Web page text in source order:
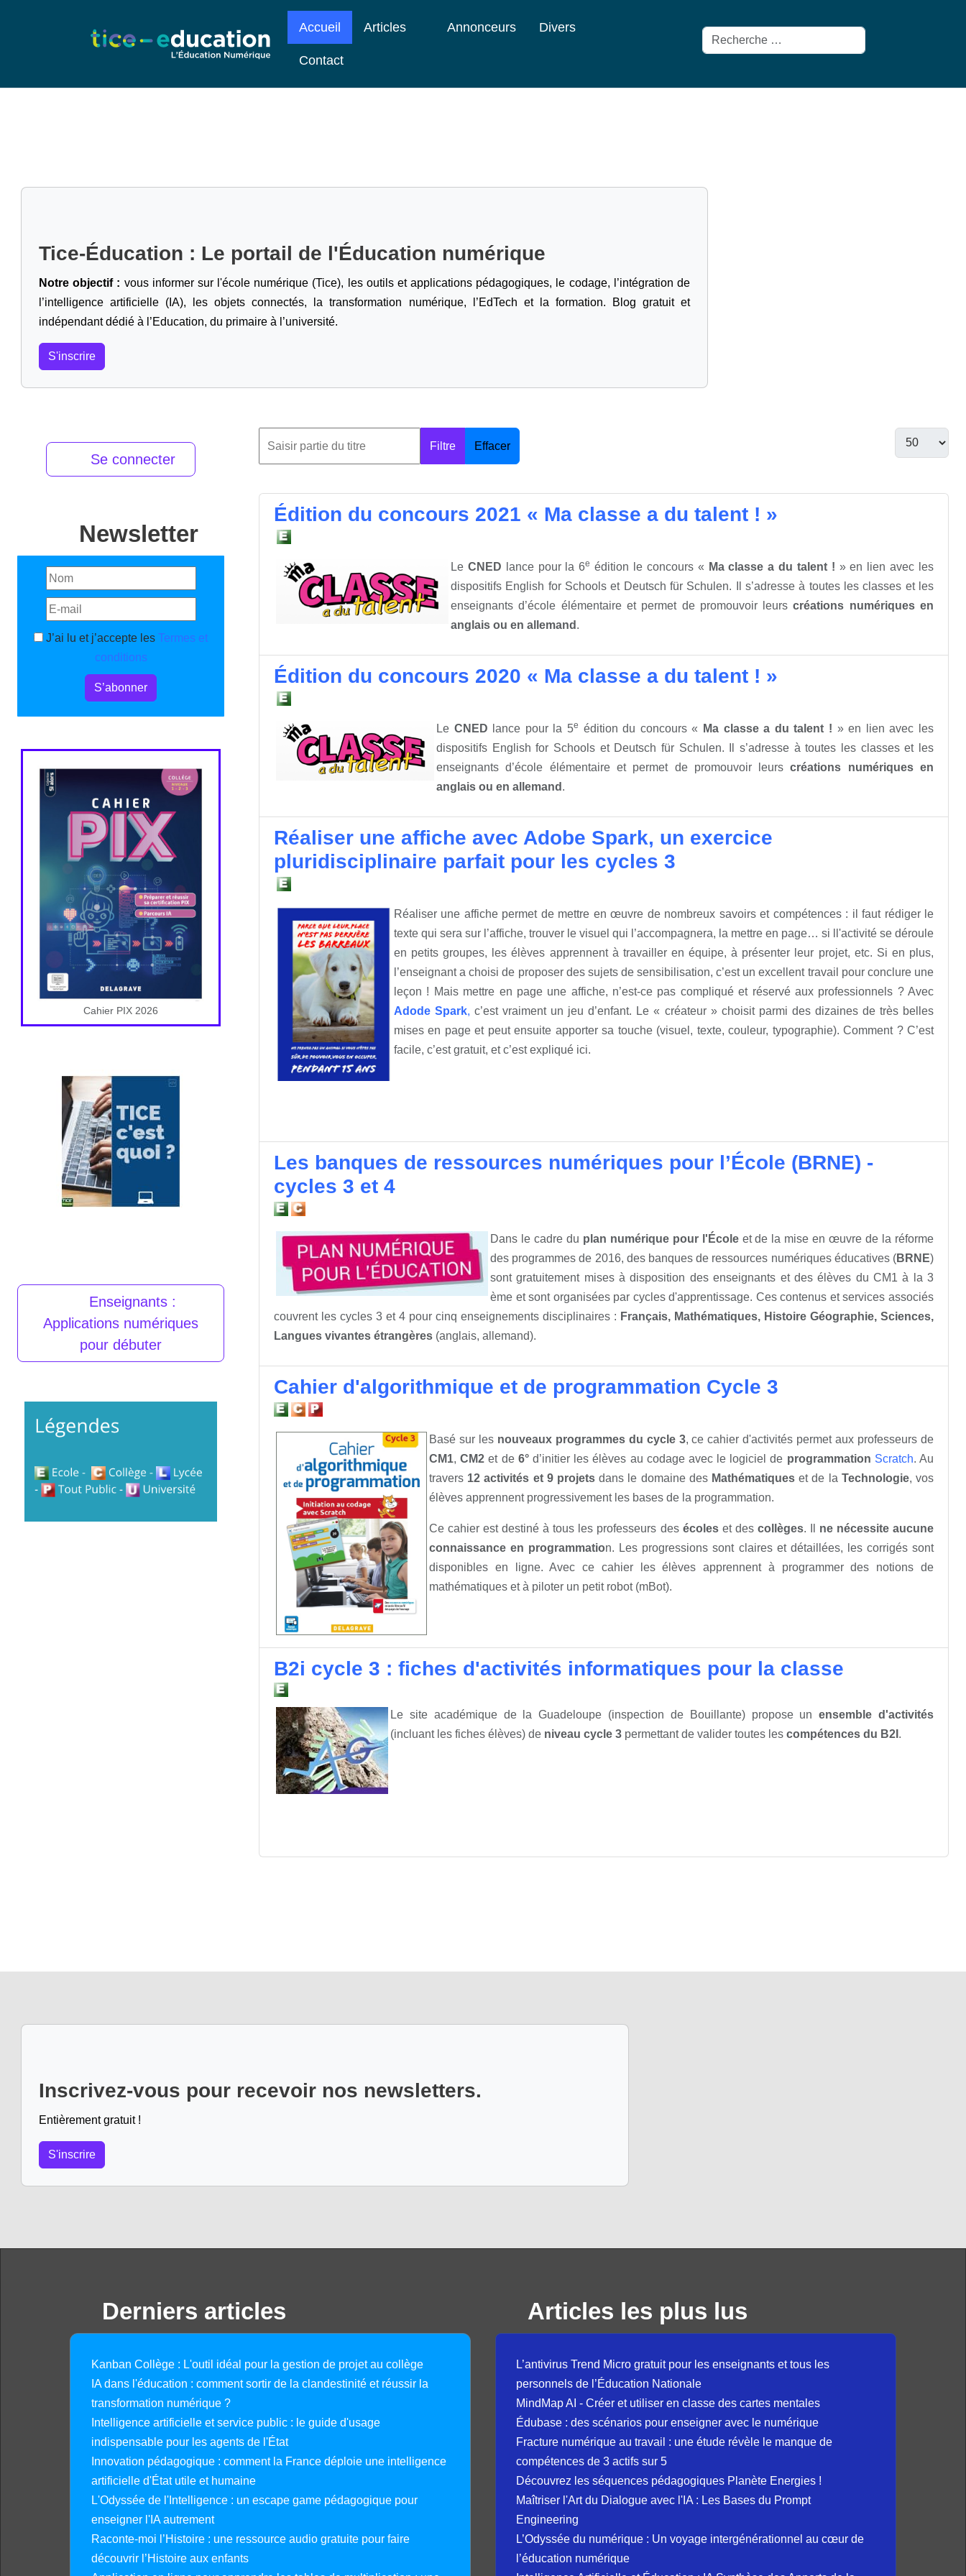
Accueil Articles Annonceurs Divers
Contact
Rechercher
Tice-Éducation : Le portail de l'Éducation numérique
Notre objectif : vous informer sur l'école numérique (Tice), les outils et applications pédagogiques, le codage,
l’intégration de
l’intelligence artificielle (IA), les objets connectés, la transformation numérique, l’EdTech et la formation. Blog gratuit et
indépendant dédié à l’Education, du primaire à l’université.
S'inscrire
Se connecter
Newsletter
J’ai lu et j’accepte les Termes et
conditions
S’abonner
Cahier PIX 2026
Enseignants :
Applications numériques
pour débuter
Filtre Effacer
Édition du concours 2021 « Ma classe a du talent ! »
Le CNED lance pour la 6e édition le concours « Ma classe a du talent ! » en lien avec les
dispositifs English for Schools et Deutsch für Schulen. Il s’adresse à toutes les classes et les
enseignants d’école élémentaire et permet de promouvoir leurscréations numériques en
anglais ou en allemand .
Édition du concours 2020 « Ma classe a du talent ! »
Le CNED lance pour la 5e édition du concours « Ma classe a du talent ! » en lien avec les
dispositifs English for Schools et Deutsch für Schulen. Il s’adresse à toutes les classes et les
enseignants d’école élémentaire et permet de promouvoir leurscréations numériques en
anglais ou en allemand .
Réaliser une affiche avec Adobe Spark, un exercice
pluridisciplinaire parfait pour les cycles 3
Réaliser une affiche permet de mettre en œuvre de nombreux savoirs et compétences : il faut rédiger le
texte qui sera sur l’affiche, trouver le visuel qui l’accompagnera, la mettre en page… si ll'activité se déroule
en petits groupes, les élèves apprennent à travailler en équipe, à présenter leur projet, etc. Si en plus,
l’enseignant a choisi de proposer des sujets de sensibilisation, c’est un excellent travail pour conclure une
leçon ! Mais mettre en page une affiche, n’est-ce pas compliqué et réservé aux professionnels ? Avec
Adode Spark, c’est vraiment un jeu d’enfant. Le « créateur » choisit parmi des dizaines de très belles
mises en page et peut ensuite apporter sa touche (visuel, texte, couleur, typographie). Comment ? C’est
facile, c’est gratuit, et c’est expliqué ici.
Les banques de ressources numériques pour l’École (BRNE) -
cycles 3 et 4
Dans le cadre du plan numérique pour l'Écoleet de la mise en œuvre de la réforme
des programmes de 2016, des banques de ressources numériques éducatives (BRNE)
sont gratuitement mises à disposition des enseignants et des élèves du CM1 à la 3
ème et sont organisées par cycles d'apprentissage. Ces contenus et services associés
couvrent les cycles 3 et 4 pour cinq enseignements disciplinaires : Français, Mathématiques, Histoire Géographie, Sciences,
Langues vivantes étrangères (anglais, allemand).
Cahier d'algorithmique et de programmation Cycle 3
Basé sur les nouveaux programmes du cycle 3, ce cahier d'activités permet aux professeurs de
CM1,CM2 et de 6°d’initier les élèves au codage avec le logiciel de programmation Scratch. Au
travers 12 activités et 9 projets dans le domaine des Mathématiques et de la Technologie, vos
élèves apprennent progressivement les bases de la programmation.
Ce cahier est destiné à tous les professeurs des écoleset des collèges. Il
ne nécessite aucune
connaissance en programmation. Les progressions sont claires et détaillées, les corrigés sont
disponibles en ligne. Avec ce cahier les élèves apprennent à programmer des notions de
mathématiques et à piloter un petit robot (mBot).
B2i cycle 3 : fiches d'activités informatiques pour la classe
Le site académique de la Guadeloupe (inspection de Bouillante) propose unensemble d'activités
(incluant les fiches élèves) de niveau cycle 3 permettant de valider toutes les compétences du B2I .
Inscrivez-vous pour recevoir nos newsletters.
Entièrement gratuit !
S'inscrire
Derniers articles
Kanban Collège : L'outil idéal pour la gestion de projet au collège
IA dans l'éducation : comment sortir de la clandestinité et réussir la
transformation numérique ?
Intelligence artificielle et service public : le guide d'usage
indispensable pour les agents de l'État
Innovation pédagogique : comment la France déploie une intelligence
artificielle d'État utile et humaine
L'Odyssée de l'Intelligence : un escape game pédagogique pour
enseigner l'IA autrement
Raconte-moi l’Histoire : une ressource audio gratuite pour faire
découvrir l’Histoire aux enfants
Articles les plus lus
L’antivirus Trend Micro gratuit pour les enseignants et tous les
personnels de l’Éducation Nationale
MindMap AI - Créer et utiliser en classe des cartes mentales
Édubase : des scénarios pour enseigner avec le numérique
Fracture numérique au travail : une étude révèle le manque de
compétences de 3 actifs sur 5
Découvrez les séquences pédagogiques Planète Energies !
Maîtriser l'Art du Dialogue avec l'IA : Les Bases du Prompt
Engineering
L’Odyssée du numérique : Un voyage intergénérationnel au cœur de
l’éducation numérique